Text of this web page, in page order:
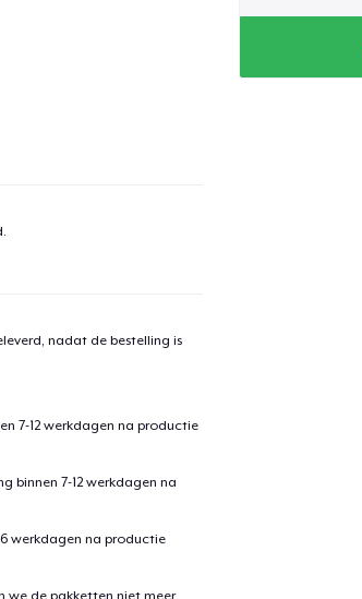
nadat de bestelling is
7-12 werkdagen na productie
binnen 7-12 werkdagen na
werkdagen na productie
we de pakketten niet meer